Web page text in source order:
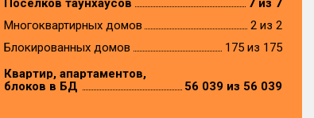
Поселков таунхаусов
7 из 7
Многоквартирных домов
2 из 2
Блокированных домов
175 из 175
Квартир, апартаментов,
блоков в БД
56 039 из 56 039